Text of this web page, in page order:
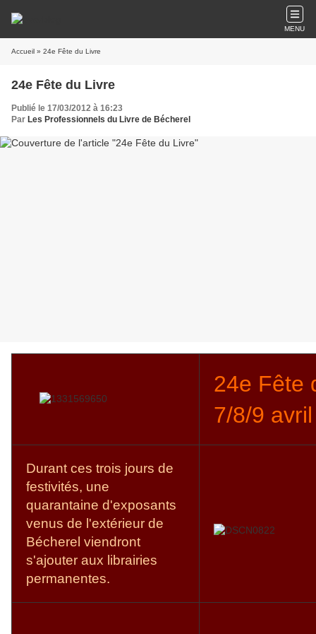
MENU
Accueil » 24e Fête du Livre
24e Fête du Livre
Publié le 17/03/2012 à 16:23
Par Les Professionnels du Livre de Bécherel
24e Fête
7/8/9
Durant ces trois jours de
festivités, une
quarantaine d'exposants
venus de l'extérieur de
Bécherel viendront
s'ajouter aux librairies
permanentes.